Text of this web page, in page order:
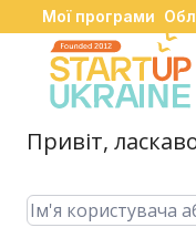
Мої програми
Привіт,